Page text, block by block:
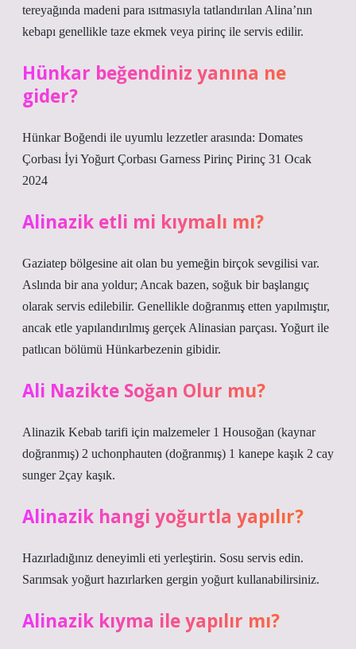
tereyağında madeni para ısıtmasıyla tatlandırılan Alina’nın
kebapı genellikle taze ekmek veya pirinç ile servis edilir.
Hünkar beğendiniz yanına ne
gider?
Hünkar Boğendi ile uyumlu lezzetler arasında: Domates
Çorbası İyi Yoğurt Çorbası Garness Pirinç Pirinç 31 Ocak
2024
Alinazik etli mi kıymalı mı?
Gaziatep bölgesine ait olan bu yemeğin birçok sevgilisi var.
Aslında bir ana yoldur; Ancak bazen, soğuk bir başlangıç ​​
olarak servis edilebilir. Genellikle doğranmış etten yapılmıştır,
ancak etle yapılandırılmış gerçek Alinasian parçası. Yoğurt ile
patlıcan bölümü Hünkarbezenin gibidir.
Ali Nazikte Soğan Olur mu?
Alinazik Kebab tarifi için malzemeler 1 Housoğan (kaynar
doğranmış) 2 uchonphauten (doğranmış) 1 kanepe kaşık 2 cay
sunger 2çay kaşık.
Alinazik hangi yoğurtla yapılır?
Hazırladığınız deneyimli eti yerleştirin. Sosu servis edin.
Sarımsak yoğurt hazırlarken gergin yoğurt kullanabilirsiniz.
Alinazik kıyma ile yapılır mı?